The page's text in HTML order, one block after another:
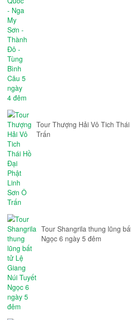
Tour Thượng Hải Vô Tich
Trấn
Tour Shangrila thung lũng
Ngọc 6 ngày 5 đêm